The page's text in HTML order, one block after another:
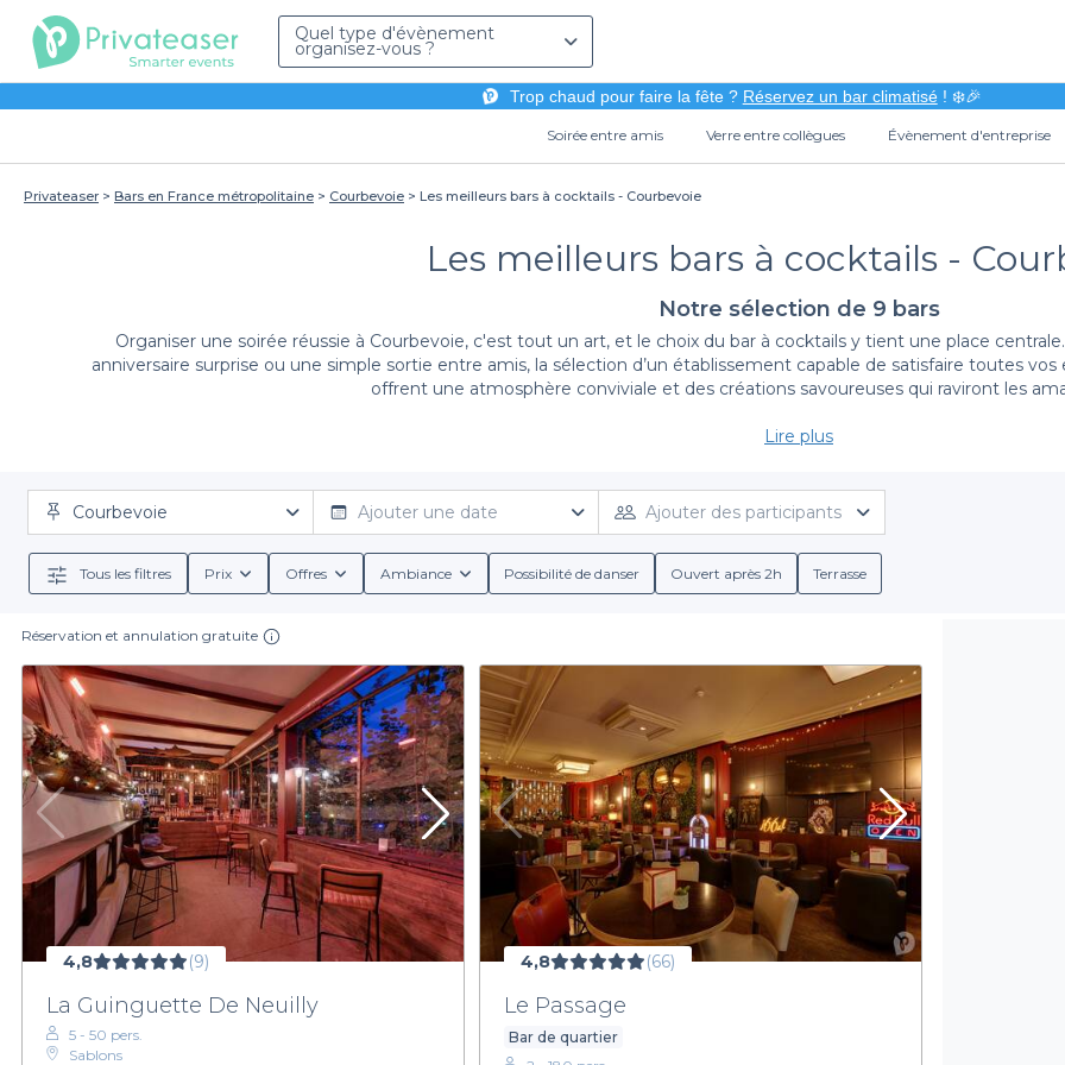
Quel type d'évènement
organisez-vous ?
Trop chaud pour faire la fête ? Réservez un bar climatisé! ❄️🎉
Soirée entre amis Verre entre collègues Évènement d'entreprise
Privateaser Bars en France métropolitaine Courbevoie Les meilleurs bars à cocktails - Courbevoie
Les meilleurs bars à cocktails -
Notre sélection de 9 bars
Organiser une soirée réussie à Courbevoie, c'est tout un art, et le choix du bar à cocktails y tient une place
anniversaire surprise ou une simple sortie entre amis, la sélection d’un établissement capable de satisfaire toutes
offrent une atmosphère conviviale et des créations savoureuses qui raviront les
Nous avons à cœur de rendre votre expérience de réservation aussi fluide que possible. Grâce à notre plateforme
sélection de bars à cocktails à Courbevoie . Nous vous présentons des établissements qui vont des ambiances
cocktails uniques. Que vous ayez envie de classiques indémodables ou d'élixirs contemporains, notre
De plus, Privateaser vous permet d'accéder à des informations détaillées surles conditions de réservation, les
Prenez le temps d'explorer notre offre
En choisissant Privateaser, vous bénéficiez d’un accompagnement lors de votre recherche du bar idéal. Nous
chacun avec son propre style et ses caractéristiques distinctes. Des décors modernes aux ambiances rétro, vous
Organiser un événement mémorable n’a jamais été aussi facile.
N'attendez plus pour planifier votre prochaine sortie. Visitez notre site pour explorer lesmeilleurs bars à cocktails
inoubliables avec vos proches. La soirée parfaite vous attend, et nous sommes là pour vous
Lire plus
Courbevoie Ajouter une date Ajouter des participants
Tous les filtres Prix Offres Ambiance Possibilité de danser Ouvert après 2h Terrasse
Réservation et annulation gratuite
4,8 (9)
La Guinguette De Neuilly
5 - 50 pers.
Sablons
4,8 (66)
Le Passage
Bar de quartier